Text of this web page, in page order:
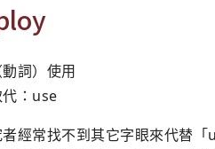
詞）使用
：use
經常找不到其它字眼來代替